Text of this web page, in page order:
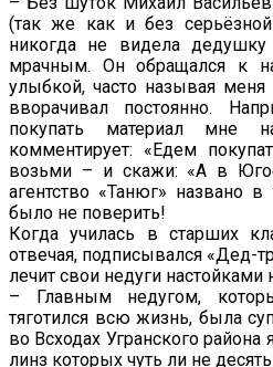
(так же как и без
никогда не видела
мрачным. Он обращался к
улыбкой, часто называя
вворачивал постоянно.
покупать материал мне
комментирует: «Едем
возьми – и скажи: «А в
агентство «Танюг» названо
было не поверить!
Когда училась в старших
отвечая, подписывался «Дед-
лечит свои недуги настойками
– Главным недугом,
тяготился всю жизнь, была
во Всходах Угранского
линз которых чуть ли не